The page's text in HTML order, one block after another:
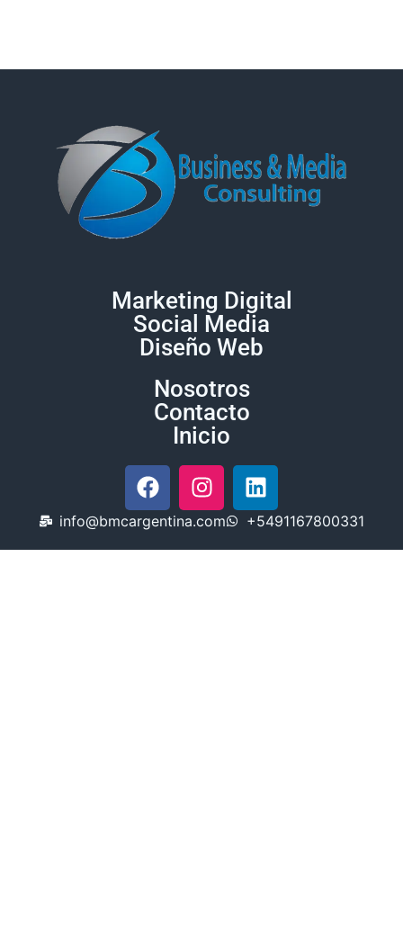
Marketing Digital
Social Media
Diseño Web
Nosotros
Contacto
Inicio
info@bmcargentina.com +5491167800331